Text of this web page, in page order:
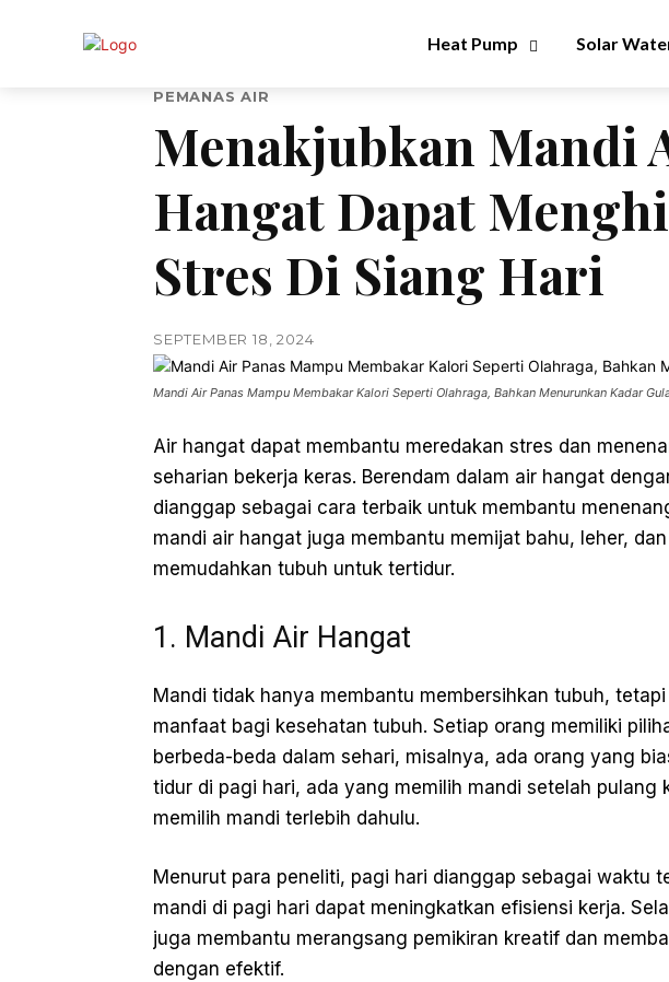
Heat Pump Solar
PEMANAS AIR
Menakjubkan Mandi
Hangat Dapat
Stres Di Siang Hari
SEPTEMBER 18, 2024
Mandi Air Panas Mampu Membakar Kalori Seperti Olahraga, Bahkan Menurunkan Kadar
Air hangat dapat membantu meredakan stres dan
seharian bekerja keras. Berendam dalam air hangat
dianggap sebagai cara terbaik untuk membantu
mandi air hangat juga membantu memijat bahu, leher,
memudahkan tubuh untuk tertidur.
1. Mandi Air Hangat
Mandi tidak hanya membantu membersihkan tubuh,
manfaat bagi kesehatan tubuh. Setiap orang memiliki
berbeda-beda dalam sehari, misalnya, ada orang yang
tidur di pagi hari, ada yang memilih mandi setelah pulang
memilih mandi terlebih dahulu.
Menurut para peneliti, pagi hari dianggap sebagai waktu
mandi di pagi hari dapat meningkatkan efisiensi kerja.
juga membantu merangsang pemikiran kreatif dan
dengan efektif.